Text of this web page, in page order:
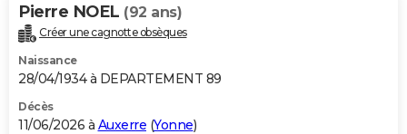
Pierre NOEL (92 ans)
Créer une cagnotte obsèques
Naissance
28/04/1934 à DEPARTEMENT 89
Décès
11/06/2026 à Auxerre (Yonne)